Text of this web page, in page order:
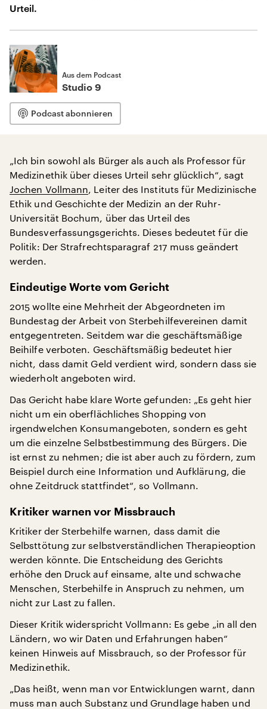
Urteil.
Aus dem Podcast
Studio 9
Podcast abonnieren
„Ich bin sowohl als Bürger als auch als Professor für
Medizinethik über dieses Urteil sehr glücklich“, sagt
Jochen Vollmann, Leiter des Instituts für Medizinische
Ethik und Geschichte der Medizin an der Ruhr-
Universität Bochum, über das Urteil des
Bundesverfassungsgerichts. Dieses bedeutet für die
Politik: Der Strafrechtsparagraf 217 muss geändert
werden.
Eindeutige Worte vom Gericht
2015 wollte eine Mehrheit der Abgeordneten im
Bundestag der Arbeit von Sterbehilfevereinen damit
entgegentreten. Seitdem war die geschäftsmäßige
Beihilfe verboten. Geschäftsmäßig bedeutet hier
nicht, dass damit Geld verdient wird, sondern dass sie
wiederholt angeboten wird.
Das Gericht habe klare Worte gefunden: „Es geht hier
nicht um ein oberflächliches Shopping von
irgendwelchen Konsumangeboten, sondern es geht
um die einzelne Selbstbestimmung des Bürgers. Die
ist ernst zu nehmen; die ist aber auch zu fördern, zum
Beispiel durch eine Information und Aufklärung, die
ohne Zeitdruck stattfindet“, so Vollmann.
Kritiker warnen vor Missbrauch
Kritiker der Sterbehilfe warnen, dass damit die
Selbsttötung zur selbstverständlichen Therapieoption
werden könnte. Die Entscheidung des Gerichts
erhöhe den Druck auf einsame, alte und schwache
Menschen, Sterbehilfe in Anspruch zu nehmen, um
nicht zur Last zu fallen.
Dieser Kritik widerspricht Vollmann: Es gebe „in all den
Ländern, wo wir Daten und Erfahrungen haben“
keinen Hinweis auf Missbrauch, so der Professor für
Medizinethik.
„Das heißt, wenn man vor Entwicklungen warnt, dann
muss man auch Substanz und Grundlage haben und